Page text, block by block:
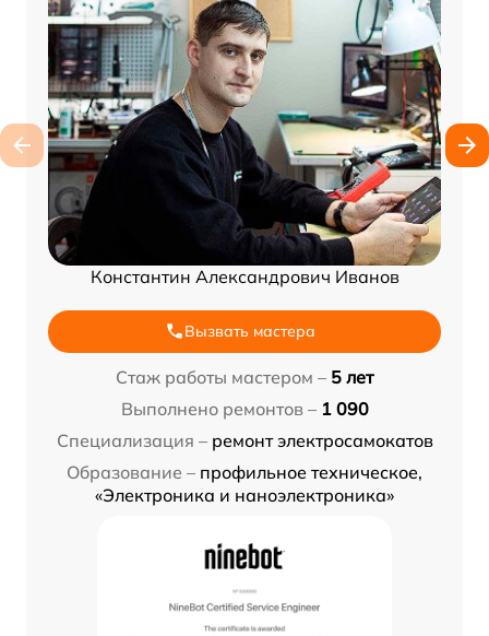
Константин Александрович Иванов
Вызвать мастера
Стаж работы мастером – 5 лет
Выполнено ремонтов – 1 090
Специализация – ремонт электросамокатов
Образование – профильное техническое,
«Электроника и наноэлектроника»